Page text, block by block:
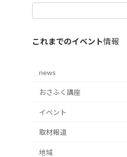
これまでのイベント情報
news
おさふく講座
イベント
取材報道
地域